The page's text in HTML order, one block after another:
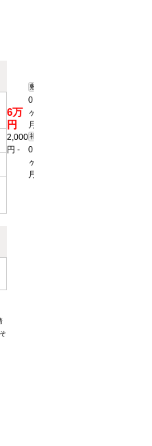
6万
円
2,000
円 -
敷
0
ヶ
月
礼
0
ヶ
月